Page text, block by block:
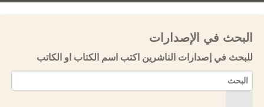
البحث في الإصدارات
للبحث في إصدارات الناشرين اكتب اسم الكتاب او الكاتب